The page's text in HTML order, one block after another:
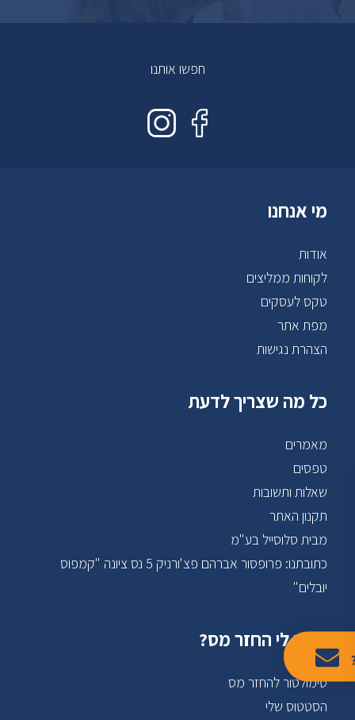
חפשו אותנו
מי אנחנו
אודות
לקוחות ממליצים
טקס לעסקים
מפת אתר
הצהרת נגישות
כל מה שצריך לדעת
מאמרים
טפסים
שאלות ותשובות
תקנון האתר
מבית סלוסייל בע"מ
כתובתנו: פרופסור אברהם פצ'ורניק 5 נס ציונה "קמפוס
יובלים"
מגיע לי החזר מס?
סימולטור להחזר מס
הסטטוס שלי